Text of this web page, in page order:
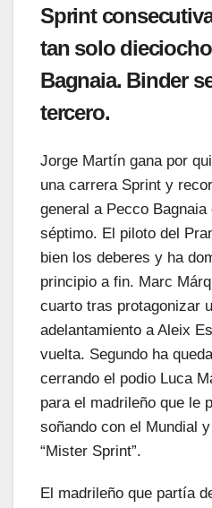
Sprint
tan solo
Bagnaia. Binder
tercero.
Jorge Martín gana por
una carrera Sprint y
general a Pecco Bagnaia
séptimo. El piloto del
bien los deberes y ha
principio a fin. Marc
cuarto tras protagonizar
adelantamiento a Aleix
vuelta. Segundo ha
cerrando el podio Luca
para el madrileño que le
soñando con el Mundial
“Mister Sprint”.
El madrileño que partía